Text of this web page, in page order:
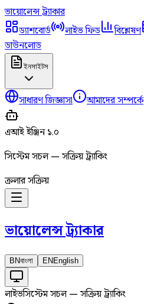
ভায়োলেন্সট্র্যাকার
ড্যাশবোর্ড
লাইভ ফিড বিশ্লেষণ
ডাউনলোড
ইনসাইটস
সাধারণ জিজ্ঞাসা আমাদের সম্পর্কে
এআই ইঞ্জিন ১.০
সিস্টেম সচল — সক্রিয় ট্র্যাকিং
ক্রলার সক্রিয়
ভায়োলেন্সট্র্যাকার
BNবাংলা EN English
লাইভসিস্টেম সচল — সক্রিয় ট্র্যাকিং